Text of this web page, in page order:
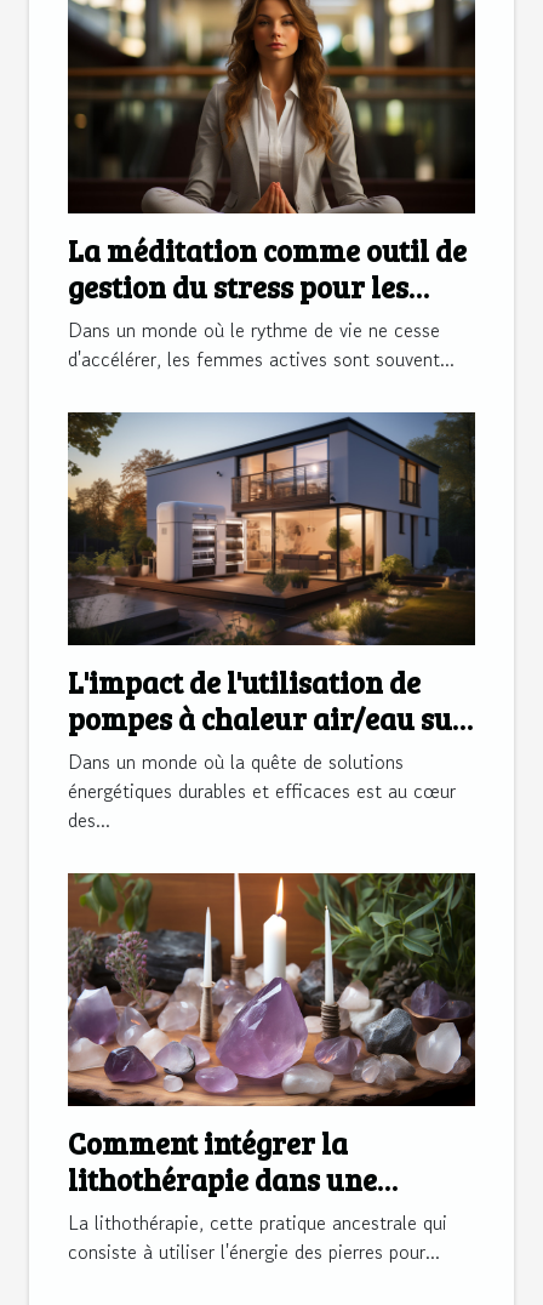
La méditation comme outil de
gestion du stress pour les
femmes actives
Dans un monde où le rythme de vie ne cesse
d'accélérer, les femmes actives sont souvent...
L'impact de l'utilisation de
pompes à chaleur air/eau sur
la santé et le confort
domestique
Dans un monde où la quête de solutions
énergétiques durables et efficaces est au cœur
des...
Comment intégrer la
lithothérapie dans une
routine quotidienne de bien-
être
La lithothérapie, cette pratique ancestrale qui
consiste à utiliser l'énergie des pierres pour...